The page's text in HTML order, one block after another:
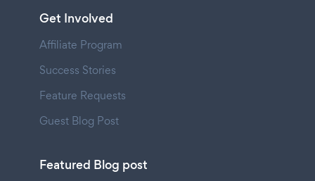
Get Involved
Affiliate Program
Success Stories
Feature Requests
Guest Blog Post
Featured Blog post